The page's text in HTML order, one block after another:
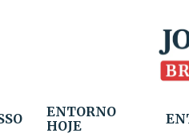
ENTORNO
HOJE